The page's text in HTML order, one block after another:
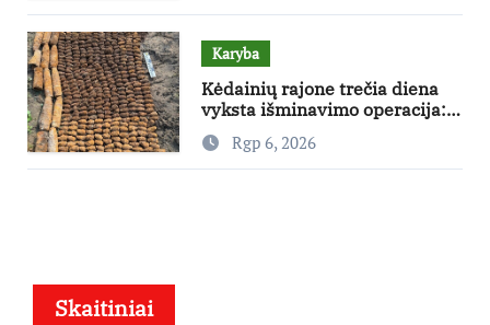
Karyba
Kėdainių rajone trečia diena
vyksta išminavimo operacija:
rastas didelis kiekis Antrojo
pasaulinio karo laikų
standartinės amunicijos ir jos
Rgp 6, 2026
Skaitiniai